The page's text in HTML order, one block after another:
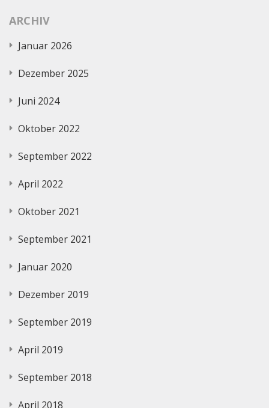
ARCHIV
Januar 2026
Dezember 2025
Juni 2024
Oktober 2022
September 2022
April 2022
Oktober 2021
September 2021
Januar 2020
Dezember 2019
September 2019
April 2019
September 2018
April 2018